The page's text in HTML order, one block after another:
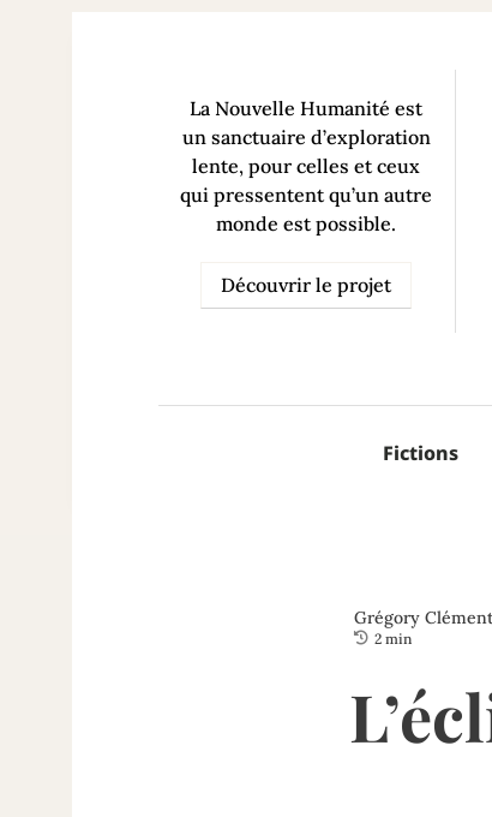
La Nouvelle Humanité est
un sanctuaire d’exploration
lente, pour celles et ceux
qui pressentent qu’un autre
monde est possible.
Découvrir le projet
Fictions
Grégory
 2 min